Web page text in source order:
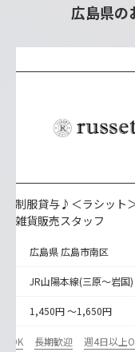
広島県の
] 制服貸与♪＜ラシット
・雑貨販売スタッフ
広島県 広島市南区
JR山陽本線(三原～岩国
1,450円 ～1,650円
OK 長期歓迎 週4日以上